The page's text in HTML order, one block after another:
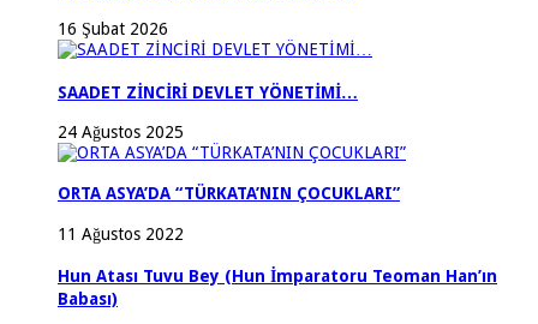
16 Şubat 2026
SAADET ZİNCİRİ DEVLET YÖNETİMİ…
24 Ağustos 2025
ORTA ASYA’DA “TÜRKATA’NIN ÇOCUKLARI”
11 Ağustos 2022
Hun Atası Tuvu Bey (Hun İmparatoru Teoman Han’ın
Babası)